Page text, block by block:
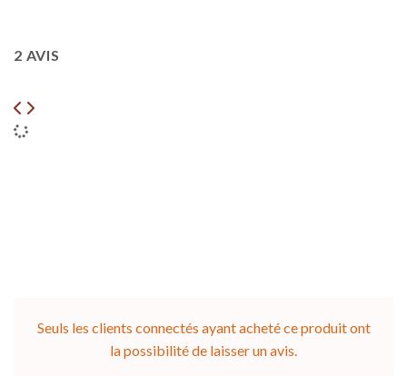
2 AVIS
Seuls les clients connectés ayant acheté ce produit ont
la possibilité de laisser un avis.